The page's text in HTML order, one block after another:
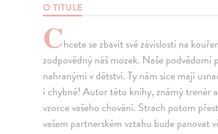
O TITULE
Chcete se zbavit své závislosti na
zodpovědný náš mozek. Naše
nahranými v dětství. Ty nám sice mají
i chybné! Autor této knihy, známý trenér
vzorce vašeho chování. Strach potom
vašem partnerském vztahu bude panovat